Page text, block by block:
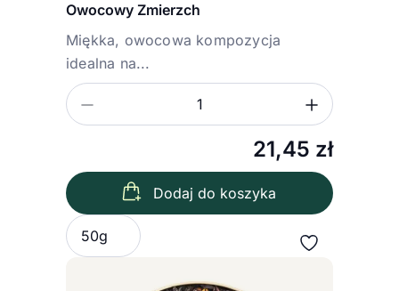
Owocowy Zmierzch
Miękka, owocowa kompozycja
idealna na...
21,45 zł
Zmniejsz ilość
Dodaj do koszyka
Wybierz wariant
50g